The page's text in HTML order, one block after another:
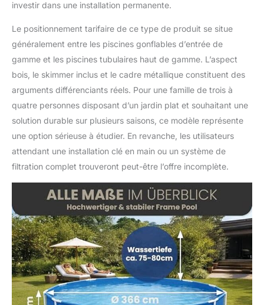
investir dans une installation permanente.
Le positionnement tarifaire de ce type de produit se situe
généralement entre les piscines gonflables d’entrée de
gamme et les piscines tubulaires haut de gamme. L’aspect
bois, le skimmer inclus et le cadre métallique constituent des
arguments différenciants réels. Pour une famille de trois à
quatre personnes disposant d’un jardin plat et souhaitant une
solution durable sur plusieurs saisons, ce modèle représente
une option sérieuse à étudier. En revanche, les utilisateurs
attendant une installation clé en main ou un système de
filtration complet trouveront peut-être l’offre incomplète.